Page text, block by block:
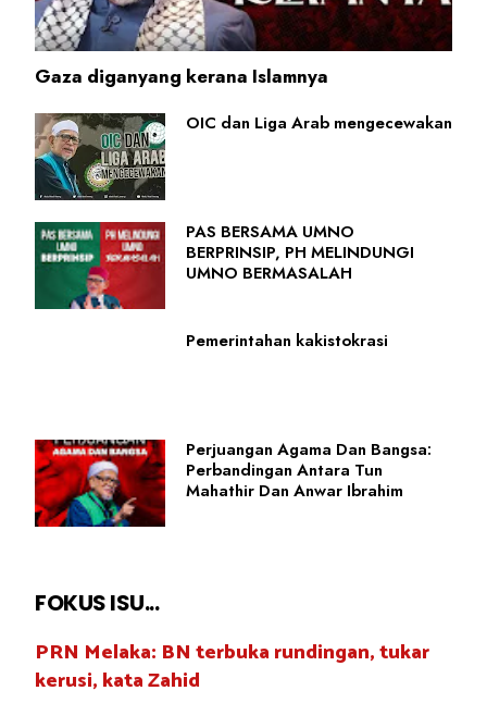
Gaza diganyang kerana Islamnya
OIC dan Liga Arab mengecewakan
PAS BERSAMA UMNO
BERPRINSIP, PH MELINDUNGI
UMNO BERMASALAH
Pemerintahan kakistokrasi
Perjuangan Agama Dan Bangsa:
Perbandingan Antara Tun
Mahathir Dan Anwar Ibrahim
FOKUS ISU...
PRN Melaka: BN terbuka rundingan, tukar
kerusi, kata Zahid